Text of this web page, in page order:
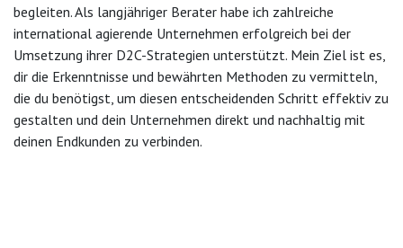
begleiten. Als langjähriger Berater habe ich zahlreiche
international agierende Unternehmen erfolgreich bei der
Umsetzung ihrer D2C-Strategien unterstützt. Mein Ziel ist es,
dir die Erkenntnisse und bewährten Methoden zu vermitteln,
die du benötigst, um diesen entscheidenden Schritt effektiv zu
gestalten und dein Unternehmen direkt und nachhaltig mit
deinen Endkunden zu verbinden.